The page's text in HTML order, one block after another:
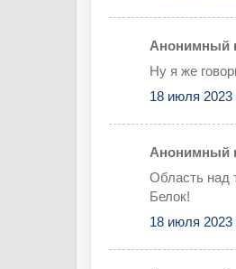
Анонимный
Ну я же
18 июля 2023
Анонимный
Область над
Белок!
18 июля 2023